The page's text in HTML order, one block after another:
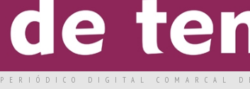
PERIÓDICO DIGITAL COMARCAL